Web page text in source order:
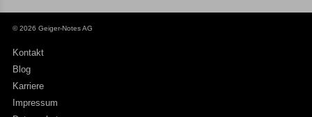
© 2026 Geiger-Notes AG
Kontakt
Blog
Karriere
Impressum